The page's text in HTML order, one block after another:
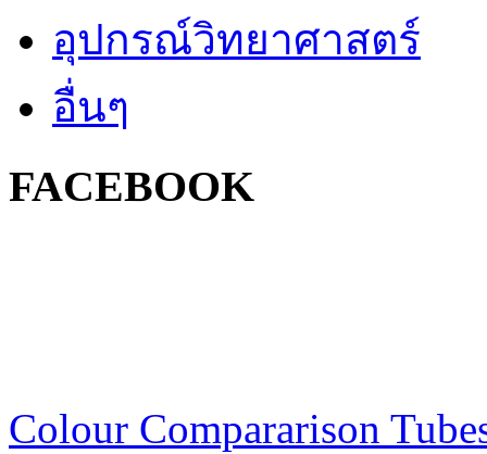
อุปกรณ์วิทยาศาสตร์
อื่นๆ
FACEBOOK
Colour Compararison